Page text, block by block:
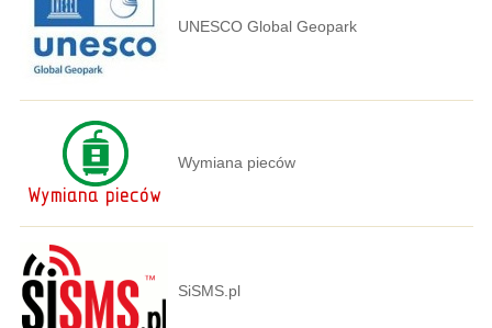
UNESCO Global Geopark
Wymiana pieców
SiSMS.pl